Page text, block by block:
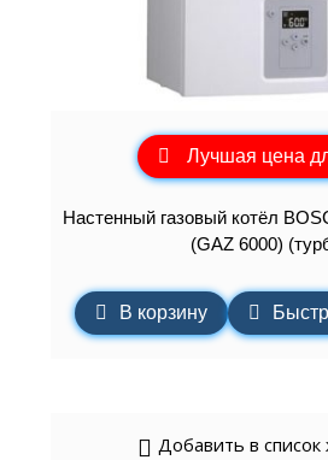
Лучшая цена
Настенный газовый котёл
(GAZ 6000)
В корзину
Добавить в